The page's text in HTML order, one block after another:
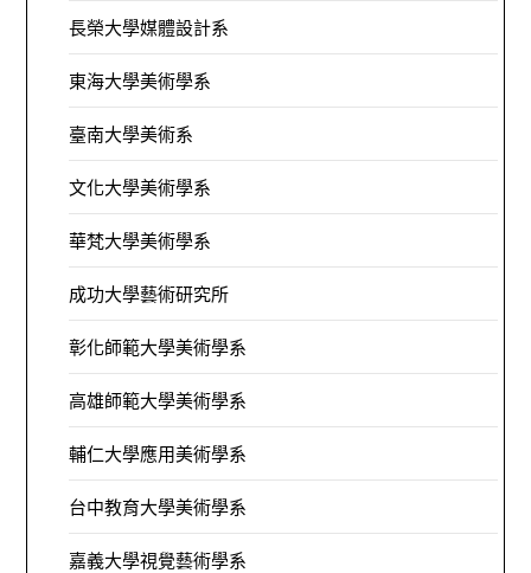
長榮大學媒體設計系
東海大學美術學系
臺南大學美術系
文化大學美術學系
華梵大學美術學系
成功大學藝術研究所
彰化師範大學美術學系
高雄師範大學美術學系
輔仁大學應用美術學系
台中教育大學美術學系
嘉義大學視覺藝術學系